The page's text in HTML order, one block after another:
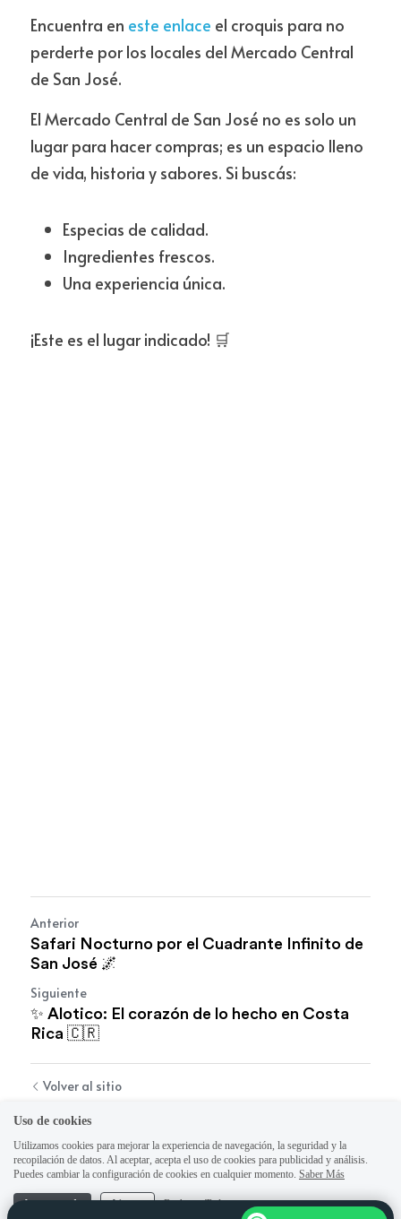
Encuentra en este enlace el croquis para no
perderte por los locales del Mercado Central
de San José.
El Mercado Central de San José no es solo un
lugar para hacer compras; es un espacio lleno
de vida, historia y sabores. Si buscás:
Especias de calidad.
Ingredientes frescos.
Una experiencia única.
¡Este es el lugar indicado! 🛒
Anterior
Safari Nocturno por el Cuadrante Infinito de
San José 🌌
Siguiente
✨ Alotico: El corazón de lo hecho en Costa
Rica 🇨🇷
Volver al sitio
Uso de cookies
Utilizamos cookies para mejorar la experiencia de navegación, la seguridad y la
recopilación de datos. Al aceptar, acepta el uso de cookies para publicidad y análisis.
Puedes cambiar la configuración de cookies en cualquier momento. Saber Más
Aceptar todo Ajustes Rechazar Todos